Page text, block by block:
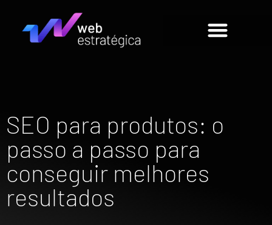
SEO para produtos: o
passo a passo para
conseguir melhores
resultados